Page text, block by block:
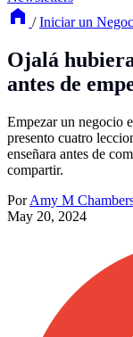
/ Iniciar un
Ojalá
antes de
Empezar un negocio
presento cuatro
enseñara antes de
compartir.
PorAmy M
May 20, 2024